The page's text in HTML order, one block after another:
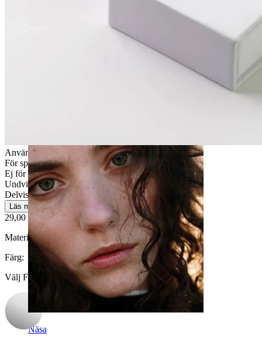
Näsa
Användarvänlig
För speciella tillfällen
Ej för känslig hud
Undvik vatten
Delvis hållbar
Läs mer
29,00 kr
Material:Mässing
Färg:
Välj Färg